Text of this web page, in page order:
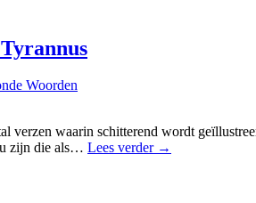
Woorden
verzen waarin schitterend wordt
zijn die als… Lees verder →